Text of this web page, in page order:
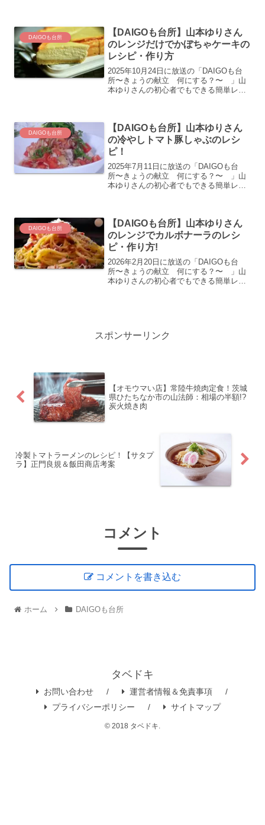
DAIGOも台所
【DAIGOも台所】山本ゆりさん
のレンジだけでかぼちゃケーキの
レシピ・作り方
2025年10月24日に放送の「DAIGOも台
所〜きょうの献立 何にする？〜 」山
本ゆりさんの初心者でもできる簡単レシ
DAIGOも台所
【DAIGOも台所】山本ゆりさん
の冷やしトマト豚しゃぶのレシ
ピ！
2025年7月11日に放送の「DAIGOも台
所〜きょうの献立 何にする？〜 」山
本ゆりさんの初心者でもできる簡単レシ
DAIGOも台所
【DAIGOも台所】山本ゆりさん
のレンジでカルボナーラのレシ
ピ・作り方!
2026年2月20日に放送の「DAIGOも台
所〜きょうの献立 何にする？〜 」山
本ゆりさんの初心者でもできる簡単レシ
スポンサーリンク
【オモウマい店】常陸牛焼肉定食！茨城
県ひたちなか市の山法師：相場の半額!?
炭火焼き肉
冷製トマトラーメンのレシピ！【サタプ
ラ】正門良規＆飯田商店考案
コメント
コメントを書き込む
ホーム DAIGOも台所
タベドキ
お問い合わせ
運営者情報＆免責事項
プライバシーポリシー
サイトマップ
© 2018 タベドキ.